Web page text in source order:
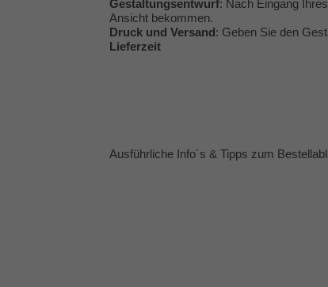
Gestaltungsentwurf: Nach Eingang
Ansicht bekommen.
Druck und Versand: Geben Sie den
Lieferzeit
Ausführliche Info´s & Tipps zum